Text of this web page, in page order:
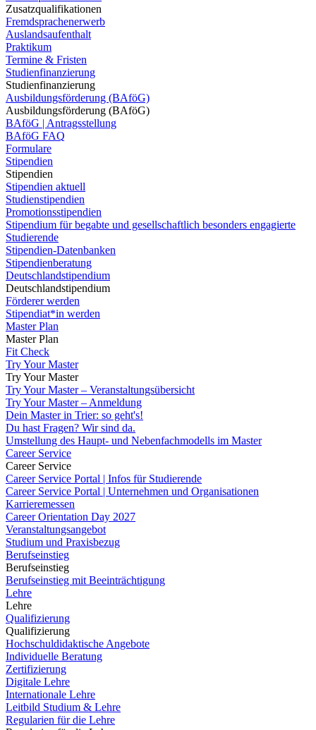
Zusatzqualifikationen
Fremdsprachenerwerb
Auslandsaufenthalt
Praktikum
Termine & Fristen
Studienfinanzierung
Studienfinanzierung
Ausbildungsförderung (BAföG)
Ausbildungsförderung (BAföG)
BAföG | Antragsstellung
BAföG FAQ
Formulare
Stipendien
Stipendien
Stipendien aktuell
Studienstipendien
Promotionsstipendien
Stipendium für begabte und gesellschaftlich besonders engagierte
Studierende
Stipendien-Datenbanken
Stipendienberatung
Deutschlandstipendium
Deutschlandstipendium
Förderer werden
Stipendiat*in werden
Master Plan
Master Plan
Fit Check
Try Your Master
Try Your Master
Try Your Master – Veranstaltungsübersicht
Try Your Master – Anmeldung
Dein Master in Trier: so geht's!
Du hast Fragen? Wir sind da.
Umstellung des Haupt- und Nebenfachmodells im Master
Career Service
Career Service
Career Service Portal | Infos für Studierende
Career Service Portal | Unternehmen und Organisationen
Karrieremessen
Career Orientation Day 2027
Veranstaltungsangebot
Studium und Praxisbezug
Berufseinstieg
Berufseinstieg
Berufseinstieg mit Beeinträchtigung
Lehre
Lehre
Qualifizierung
Qualifizierung
Hochschuldidaktische Angebote
Individuelle Beratung
Zertifizierung
Digitale Lehre
Internationale Lehre
Leitbild Studium & Lehre
Regularien für die Lehre